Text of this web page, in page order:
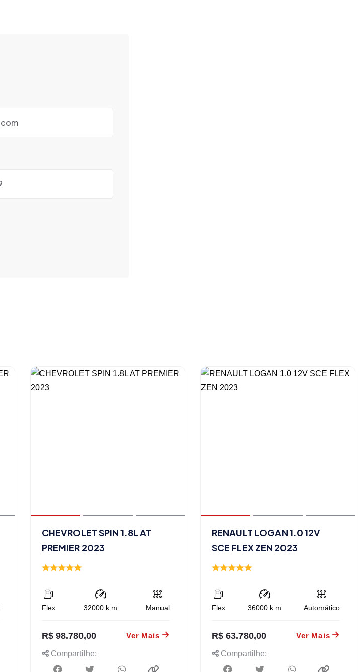
CHEVROLET SPIN 1.8L AT
PREMIER 2023
Flex 32000 k.m Manual
R$ 98.780,00 Ver Mais
Compartilhe:
RENAULT LOGAN 1.0 12V
SCE FLEX ZEN 2023
Flex 36000 k.m Automático
R$ 63.780,00 Ver Mais
Compartilhe: